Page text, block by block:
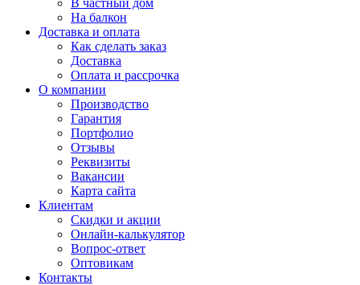
В частный дом
На балкон
Доставка и оплата
Как сделать заказ
Доставка
Оплата и рассрочка
О компании
Производство
Гарантия
Портфолио
Отзывы
Реквизиты
Вакансии
Карта сайта
Клиентам
Скидки и акции
Онлайн-калькулятор
Вопрос-ответ
Оптовикам
Контакты